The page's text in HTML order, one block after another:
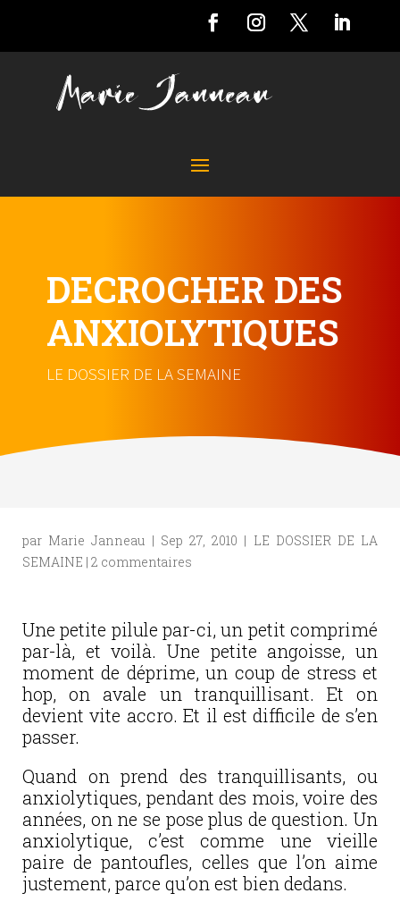
DECROCHER DES
ANXIOLYTIQUES
LE DOSSIER DE LA SEMAINE
par Marie Janneau | Sep 27, 2010 | LE DOSSIER DE LA
SEMAINE | 2 commentaires
Une petite pilule par-ci, un petit comprimé
par-là, et voilà. Une petite angoisse, un
moment de déprime, un coup de stress et
hop, on avale un tranquillisant. Et on
devient vite accro. Et il est difficile de s’en
passer.
Quand on prend des tranquillisants, ou
anxiolytiques, pendant des mois, voire des
années, on ne se pose plus de question. Un
anxiolytique, c’est comme une vieille
paire de pantoufles, celles que l’on aime
justement, parce qu’on est bien dedans.